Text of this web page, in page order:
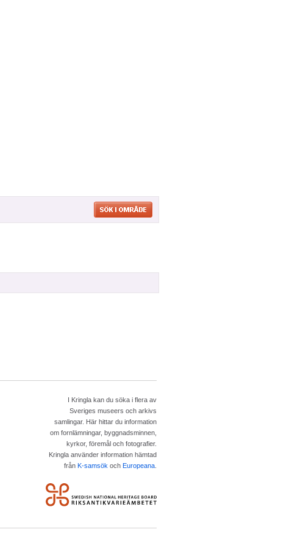
I Kringla kan du söka i flera av
Sveriges museers och arkivs
samlingar. Här hittar du information
om fornlämningar, byggnadsminnen,
kyrkor, föremål och fotografier.
Kringla använder information hämtad
från K-samsök och Europeana